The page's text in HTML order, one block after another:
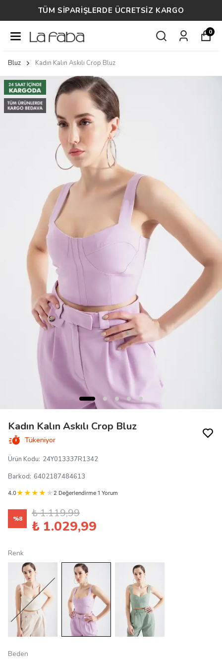
TÜM SİPARİŞLERDE ÜCRETSİZ KARGO
0
Bluz Kadın Kalın Askılı Crop Bluz
Kadın Kalın Askılı Crop Bluz
Tükeniyor
Ürün Kodu: 24Y013337R1342
Barkod: 6402187484613
4.0 2 Değerlendirme 1 Yorum
%8 ₺ 1.119,99
₺ 1.029,99
Renk
Beden